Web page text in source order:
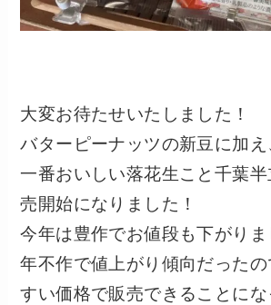
大変お待たせいたしました！
バターピーナッツの新豆に加え
一番おいしい落花生こと千葉半
売開始になりました！
今年は豊作でお値段も下がり
年不作で値上がり傾向だった
すい価格で販売できることにな